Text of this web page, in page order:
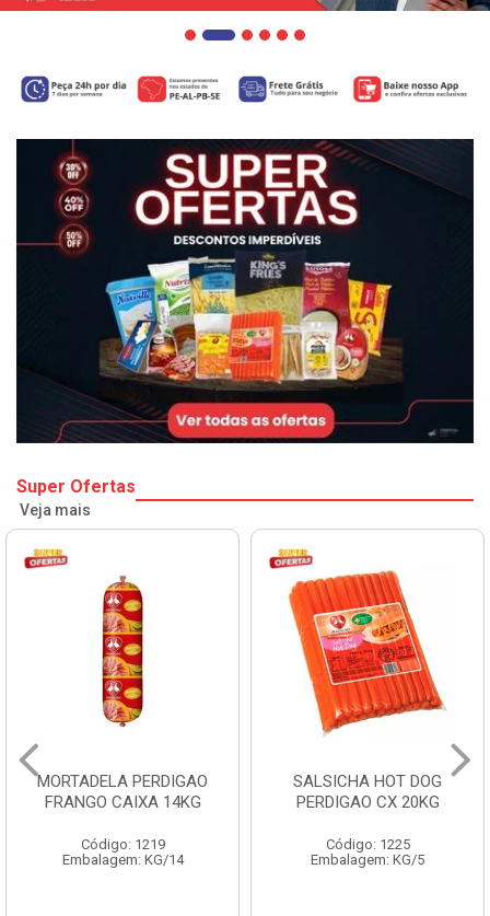
Super Ofertas
Veja mais
MORTADELA PERDIGAO
FRANGO CAIXA 14KG
Código: 1219
Embalagem: KG/14
SALSICHA HOT DOG
PERDIGAO CX 20KG
Código: 1225
Embalagem: KG/5